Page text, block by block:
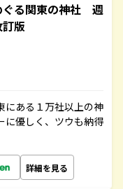
る関東の神社 週
版
にある１万社以上の神
に優しく、ツウも納得
詳細を見る